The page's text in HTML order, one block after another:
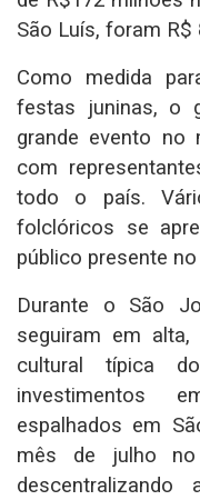
São Luís, foram
Como medida
festas juninas, o
grande evento no
com
todo o país.
folclóricos se
público presente
Durante o São
seguiram em alta,
cultural típica
investimentos
espalhados em
mês de julho